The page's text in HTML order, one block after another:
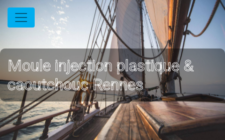
Panneau de gestion des cookies
Moule injection plastique &
caoutchouc Rennes